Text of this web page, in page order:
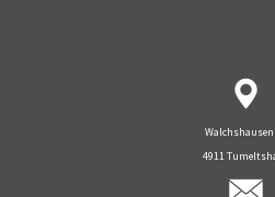
Walchshausen
4911